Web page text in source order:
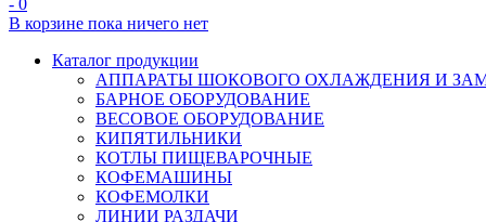
- 0
В корзине пока ничего нет
Каталог продукции
АППАРАТЫ ШОКОВОГО ОХЛАЖДЕНИЯ И
БАРНОЕ ОБОРУДОВАНИЕ
ВЕСОВОЕ ОБОРУДОВАНИЕ
КИПЯТИЛЬНИКИ
КОТЛЫ ПИЩЕВАРОЧНЫЕ
КОФЕМАШИНЫ
КОФЕМОЛКИ
ЛИНИИ РАЗДАЧИ